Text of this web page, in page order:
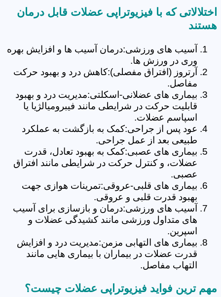
اختلالاتی که با فیزیوتراپی عضلات قابل درمان
هستند
آسیب های ورزشی:درمان آسیب ها و افزایش بهره
وری در ورزش ها.
آرتروز (افتراق مفصلی):کاهش درد و بهبود حرکت
مفاصل.
بیماری های عضلانی-اسکلتی:مدیریت درد و بهبود
قابلیت حرکت در شرایطی مانند فیبرومیالژیا یا
اسپاسم عضلات.
عود پس از جراحی:کمک به بازگشت به عملکرد
طبیعی بعد از عمل جراحی.
بیماری های عصبی:کمک به بهبود تعادل، قدرت
عضلات، و کنترل حرکت در شرایطی مانند افتراق
عصبی.
بیماری های قلبی-عروقی:تمرینات هوازی جهت
بهبود قدرت قلبی و عروقی.
آسیب های ورزشی:درمان و بازسازی برای آسیب
های متداول ورزشی مانند کشیدگی عضلات و
اسپرین.
بیماری های التهابی مزمن:مدیریت درد و افزایش
قدرت عضلات در بیماران با بیماری هایی مانند
التهاب مفاصل.
مهم ترین فواید فیزیوتراپی عضلات چیست؟